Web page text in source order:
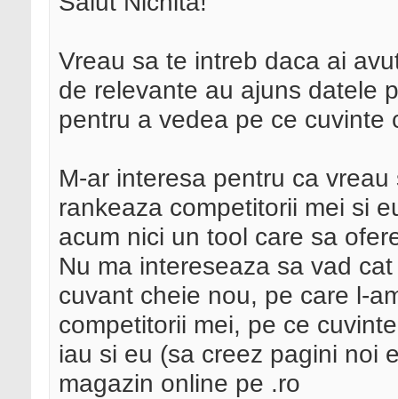
Vreau sa te intreb daca ai
de relevante au ajuns datele
pentru a vedea pe ce cuvinte
M-ar interesa pentru ca
rankeaza competitorii mei si
acum nici un tool care sa
Nu ma intereseaza sa vad
cuvant cheie nou, pe care l-
competitorii mei, pe ce
iau si eu (sa creez pagini noi
magazin online pe .ro